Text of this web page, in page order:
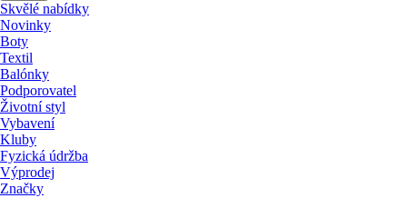
Skvělé nabídky
Novinky
Boty
Textil
Balónky
Podporovatel
Životní styl
Vybavení
Kluby
Fyzická údržba
Výprodej
Značky